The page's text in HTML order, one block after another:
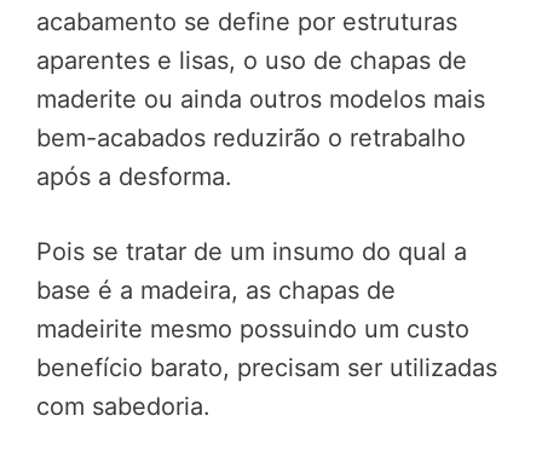
acabamento se define por estruturas
aparentes e lisas, o uso de chapas de
maderite ou ainda outros modelos mais
bem-acabados reduzirão o retrabalho
após a desforma.
Pois se tratar de um insumo do qual a
base é a madeira, as chapas de
madeirite mesmo possuindo um custo
benefício barato, precisam ser utilizadas
com sabedoria.